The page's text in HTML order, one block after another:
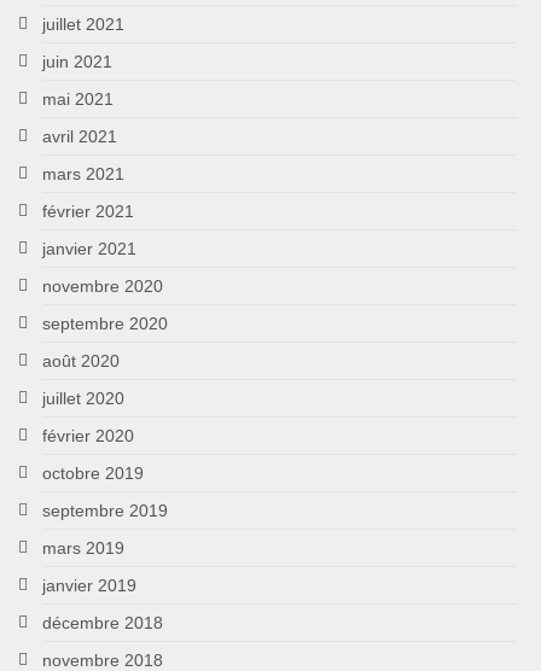
juillet 2021
juin 2021
mai 2021
avril 2021
mars 2021
février 2021
janvier 2021
novembre 2020
septembre 2020
août 2020
juillet 2020
février 2020
octobre 2019
septembre 2019
mars 2019
janvier 2019
décembre 2018
novembre 2018